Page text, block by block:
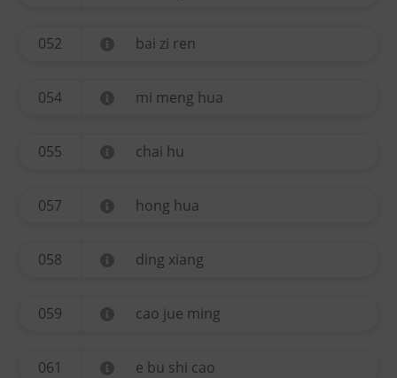
052 bai zi ren
054 mi meng hua
055 chai hu
057 hong hua
058 ding xiang
059 cao jue ming
061 e bu shi cao